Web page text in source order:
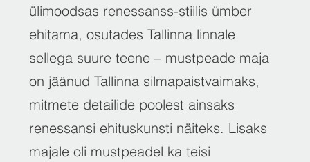
ülimoodsas renessanss-stiilis ümber
ehitama, osutades Tallinna linnale
sellega suure teene – mustpeade maja
on jäänud Tallinna silmapaistvaimaks,
mitmete detailide poolest ainsaks
renessansi ehituskunsti näiteks. Lisaks
majale oli mustpeadel ka teisi